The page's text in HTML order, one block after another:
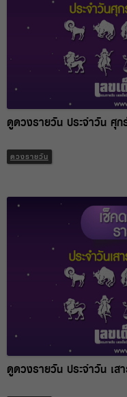
ดูดวงรายวัน ประจำวัน ศุ
ดวงรายวัน
ดูดวงรายวัน ประจำวัน เ